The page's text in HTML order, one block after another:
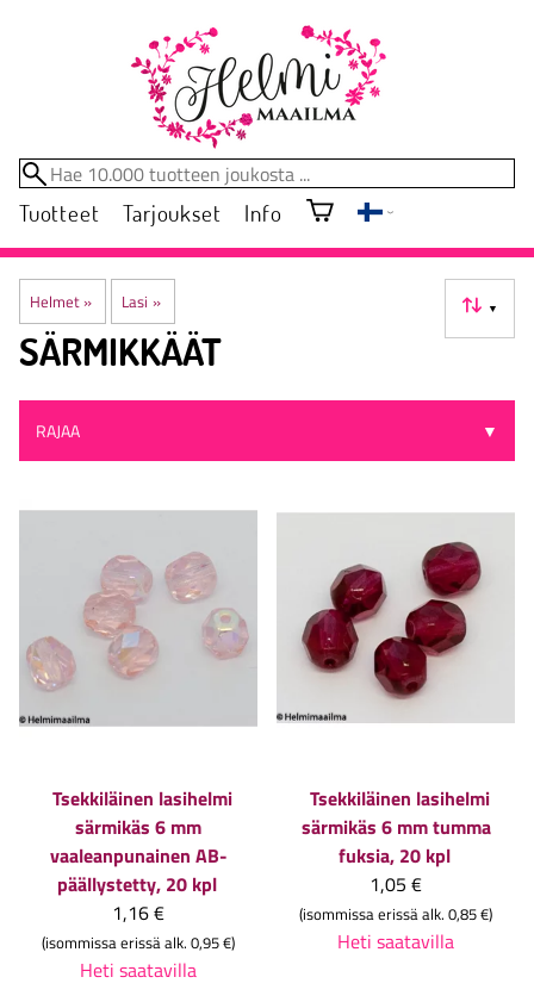
Tuotteet Tarjoukset Info
Helmet‪» Lasi ‪» ▼
SÄRMIKKÄÄT
RAJAA ▼
Tsekkiläinen lasihelmi
särmikäs 6 mm
vaaleanpunainen AB-
päällystetty, 20 kpl
1,16 €
(isommissa erissä alk. 0,95 €)
Heti saatavilla
Tsekkiläinen lasihelmi
särmikäs 6 mm tumma
fuksia, 20 kpl
1,05 €
(isommissa erissä alk. 0,85 €)
Heti saatavilla